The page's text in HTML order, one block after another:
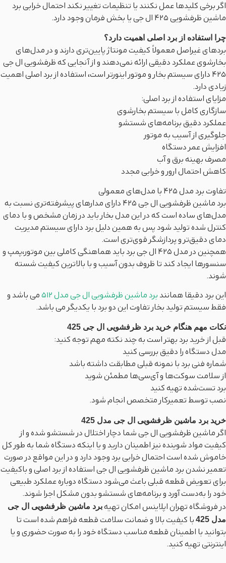
اگر برخی کلیدها عمل نکنند یا تنظیمات تغییر نکند احتمال خرابی برد
ماشین ظرفشویی 425 ال جی یا بخش فرمان وجود دارد.
چرا استفاده از برد اصلی اهمیت دارد؟
بردهای غیراصل معمولاً کیفیت مونتاژ پایین‌تری دارند و در مدل‌های
بخارشوی عملکرد دقیقی ارائه نمی‌دهند و از آنجایی که ظرفشویی ال جی
425 دارای سیستم بخار و موتور اینورتر است، استفاده از برد اصلی اهمیت
زیادی دارد.
مزایای استفاده از برد اصلی:
سازگاری کامل با سیستم بخارشوی
عملکرد دقیق برنامه‌های شستشو
جلوگیری از آسیب به موتور
افزایش عمر دستگاه
مصرف بهینه برق و آب
کاهش احتمال ارور و خرابی مجدد
تفاوت برد مدل 425 با مدل‌های معمولی
برد ماشین ظرفشویی ال جی 425 دارای مدارهای پیشرفته‌تری نسبت به
مدل‌های ساده است که در این مدل بخار باید در زمان مشخص و با دمای
کنترل‌ شده تولید شود پس به همین دلیل برد دارای سیستم مدیریت
دمای دقیق‌تر و پردازشگر قوی‌تری است.
همچنین در مدل‌ 425 ال جی برد باید هماهنگی کاملی بین موتور،پمپ و
سنسورها ایجاد کند تا ظروف بدون آسیب و با بالاترین کیفیت شسته
شوند.
این برد دقیقا همانند برد ماشین ظرفشویی ال جی مدل 512
می باشد و
فقط سیستم تولید بخار تفاوت این دو برد با یکدیگر می باشد.
نکات مهم هنگام خرید برد ظرفشویی ال جی 425
قبل از خرید برد بهتر است به چند نکته مهم توجه کنید:
مدل دستگاه را دقیق بررسی کنید
شماره فنی برد با نمونه قبلی مطابقت داشته باشد
از سلامت سوکت‌ها و آی‌سی‌ها مطمئن شوید
برد تست‌شده تهیه کنید
نصب توسط تعمیرکار متخصص انجام شود.
خرید برد ماشین ظرفشویی ال جی مدل 425
اگر ماشین ظرفشویی ال جی شما دچار اختلال در شستشو شده و از
کیفیت مواد شوینده نیز اطمینان دارید و یا اینکه دستگاه شما به طور کل
خاموش شده است احتمال خرابی برد وجود دارد و در این مواقع در صورت
تعمیر نشدن برد ماشین ظرفشویی ال جی استفاده از برد اصلی و باکیفیت
برای تعویض قطعه قبلی باعث می‌شود دستگاه دوباره عملکرد طبیعی
خود را به‌دست آورد و برنامه‌های شستشو بدون مشکل اجرا شوند.
در فروشگاه تهران اپلاینس امکان تهیهبرد ماشین ظرفشویی ال جی
مدل 425
با کیفیت بالا و ضمانت سلامت قطعه فراهم شده است تا
بتوانید با اطمینان قطعه مناسب دستگاه خود را به صورت حضوری و یا
اینترنتی تهیه کنید.